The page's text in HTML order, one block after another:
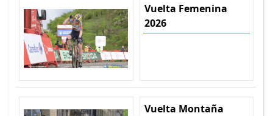
Vuelta Femenina
2026
Vuelta Montaña